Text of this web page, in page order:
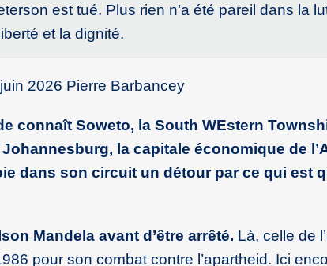
est tué. Plus rien n’a été pareil dans la
et la dignité.
2026 Pierre Barbancey
connaît Soweto, la South WEstern
la capitale économique de
dans son circuit un détour par ce qui est
Mandela avant d’être arrêté. Là, celle de
pour son combat contre l’apartheid. Ici